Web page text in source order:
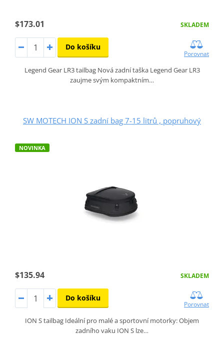
$173.01 SKLADEM
Do košíku
Porovnat
Legend Gear LR3 tailbag Nová zadní taška Legend Gear LR3
zaujme svým kompaktním…
SW MOTECH ION S zadní bag 7-15 litrů , popruhový
NOVINKA
$135.94 SKLADEM
Do košíku
Porovnat
ION S tailbag Ideální pro malé a sportovní motorky: Objem
zadního vaku ION S lze…